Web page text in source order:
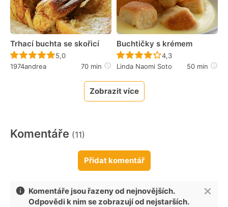
Trhací buchta se skořicí
Recept ještě nebyl hodnocen
5,0
1974andrea
70 min
Buchtičky s krémem
Recept ještě nebyl
4,3
Linda Naomi Soto
50 min
Zobrazit více
Komentáře (11)
Přidat komentář
Komentáře jsou řazeny od nejnovějších.
Odpovědi k nim se zobrazují od nejstarších.